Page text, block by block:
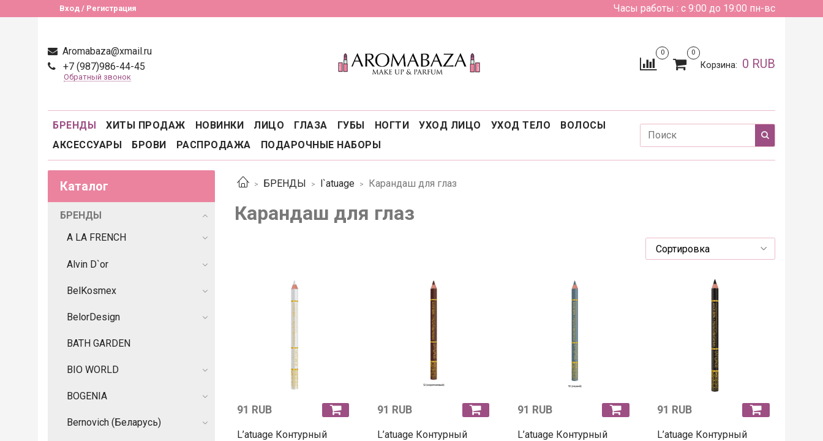
Вход / Регистрация Часы работы : с 9:00 до 19:00 пн-вс
Aromabaza@xmail.ru
+7 (987)986-44-45
Обратный звонок
0 0
Корзина: 0 RUB
БРЕНДЫ ХИТЫ ПРОДАЖ НОВИНКИ ЛИЦО ГЛАЗА ГУБЫ НОГТИ УХОД ЛИЦО УХОД ТЕЛО
ВОЛОСЫ
АКСЕССУАРЫ
БРОВИ РАСПРОДАЖА ПОДАРОЧНЫЕ НАБОРЫ
БРЕНДЫ l`atuage Карандаш для глаз
Карандаш для глаз
91 RUB
L’atuage Контурный
91 RUB
L’atuage Контурный
91 RUB
L’atuage Контурный
91 RUB
L’atuage Контурный
Каталог
БРЕНДЫ
A LA FRENCH
Alvin D`or
BelKosmex
BelorDesign
BATH GARDEN
BIO WORLD
BOGENIA
Bernovich (Беларусь)